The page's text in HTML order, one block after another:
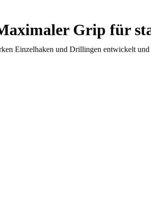
Grip für
Einzelhaken und Drillingen entwickelt